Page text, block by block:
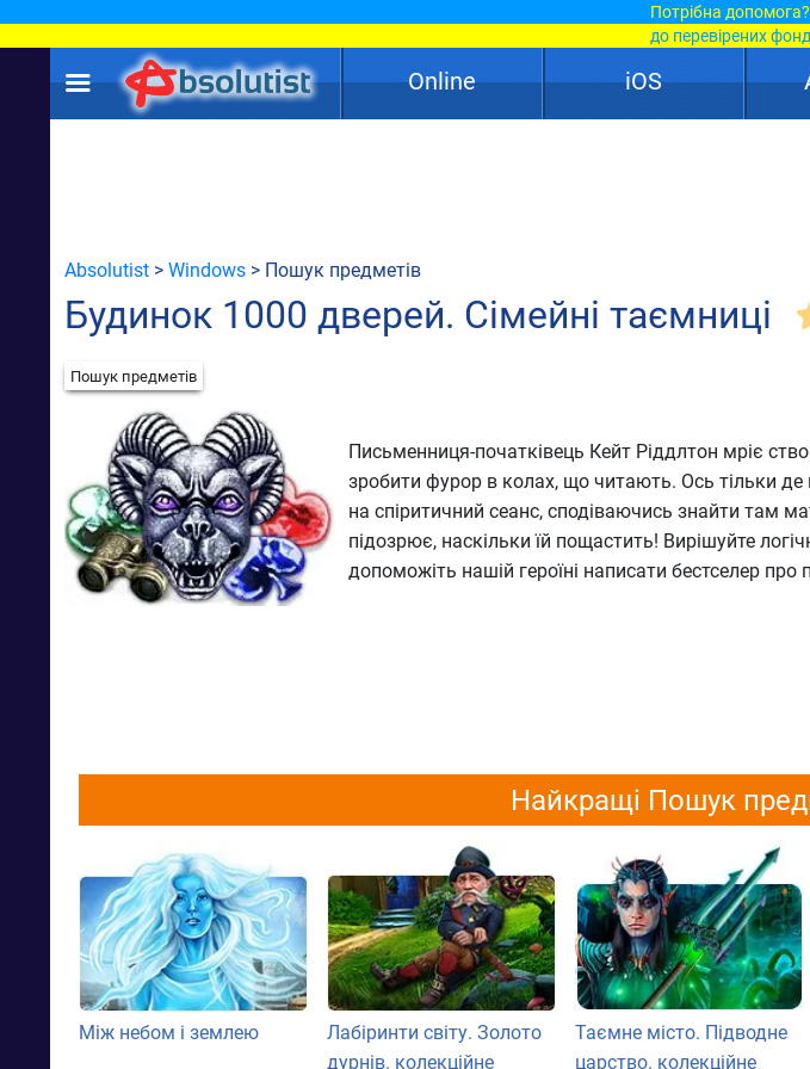
Потрібна
до перевірених
Online iOS
Absolutist > Windows > Пошук предметів
Будинок 1000 дверей. Сімейні таємниці
Пошук предметів
Письменниця-початківець Кейт Ріддлтон мріє
зробити фурор в колах, що читають. Ось тільки де
на спіритичний сеанс, сподіваючись знайти там
підозрює, наскільки їй пощастить! Вирішуйте
допоможіть нашій героїні написати бестселер про
Найкращі Пошук
Між небом і землею
Лабіринти світу. Золото
дурнів. колекційне
Таємне місто. Підводне
царство. колекційне